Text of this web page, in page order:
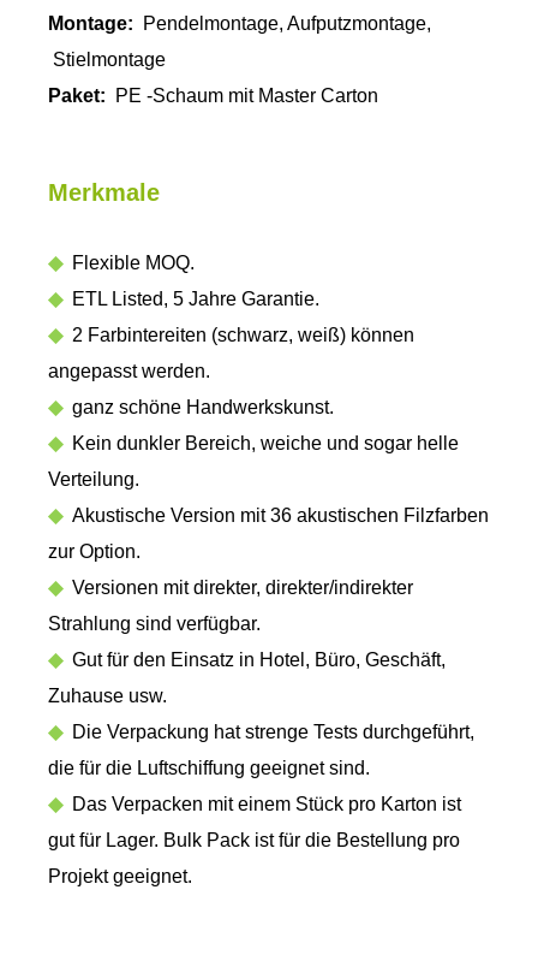
Montage:
Pendelmontage, Aufputzmontage,
Stielmontage
Paket:
PE -Schaum mit Master Carton
Merkmale
◆ Flexible MOQ.
◆ ETL Listed, 5 Jahre Garantie.
◆ 2 Farbintereiten (schwarz, weiß) können
angepasst werden.
◆ ganz schöne Handwerkskunst.
◆ Kein dunkler Bereich, weiche und sogar helle
Verteilung.
◆ Akustische Version mit 36 ​​akustischen Filzfarben
zur Option.
◆ Versionen mit direkter, direkter/indirekter
Strahlung sind verfügbar.
◆ Gut für den Einsatz in Hotel, Büro, Geschäft,
Zuhause usw.
◆ Die Verpackung hat strenge Tests durchgeführt,
die für die Luftschiffung geeignet sind.
◆ Das Verpacken mit einem Stück pro Karton ist
gut für Lager. Bulk Pack ist für die Bestellung pro
Projekt geeignet.